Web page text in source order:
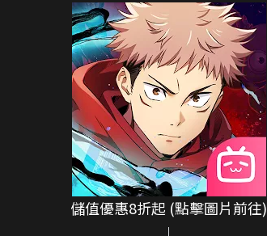
儲值優惠8折起 (點擊圖片前往)